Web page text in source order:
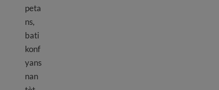
peta
ns,
bati
konf
yans
nan